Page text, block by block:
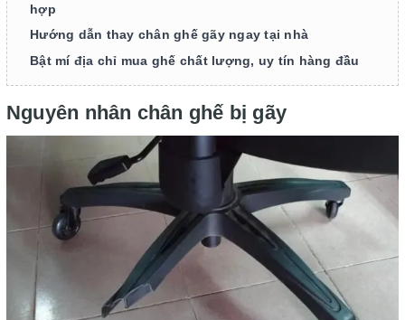
hợp
Hướng dẫn thay chân ghế gãy ngay tại nhà
Bật mí địa chỉ mua ghế chất lượng, uy tín hàng đầu
Nguyên nhân chân ghế bị gãy